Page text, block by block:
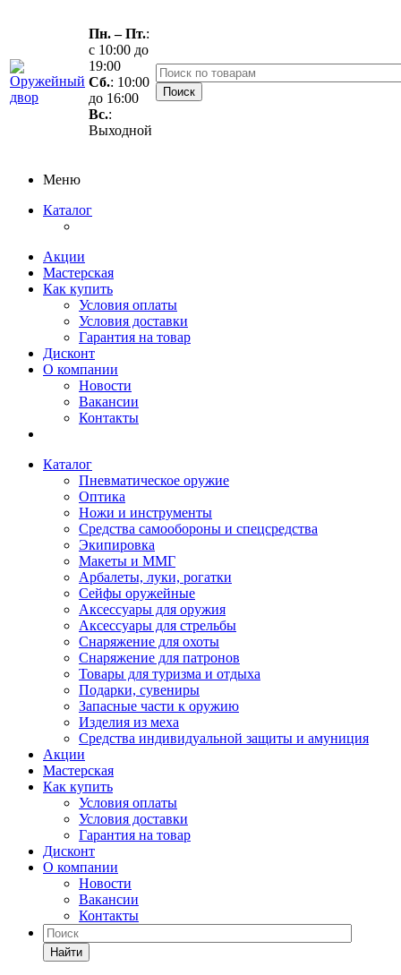
Пн. – Пт.:
с 10:00 до
19:00
Сб.: 10:00
до 16:00
Вс.:
Выходной
Меню
Каталог
Акции
Мастерская
Как купить
Условия оплаты
Условия доставки
Гарантия на товар
Дисконт
О компании
Новости
Вакансии
Контакты
Каталог
Пневматическое оружие
Оптика
Ножи и инструменты
Средства самообороны и спецсредства
Экипировка
Макеты и ММГ
Арбалеты, луки, рогатки
Сейфы оружейные
Аксессуары для оружия
Аксессуары для стрельбы
Снаряжение для охоты
Снаряжение для патронов
Товары для туризма и отдыха
Подарки, сувениры
Запасные части к оружию
Изделия из меха
Средства индивидуальной защиты и амуниция
Акции
Мастерская
Как купить
Условия оплаты
Условия доставки
Гарантия на товар
Дисконт
О компании
Новости
Вакансии
Контакты
Найти